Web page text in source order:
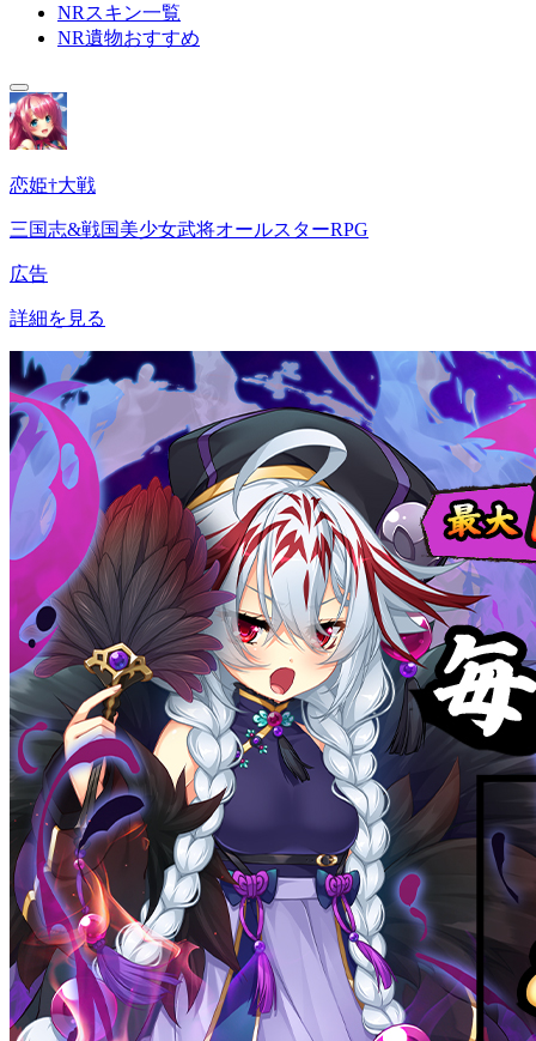
NRスキン一覧
NR遺物おすすめ
恋姫†大戦
三国志&戦国美少女武将オールスターRPG
広告
詳細を見る